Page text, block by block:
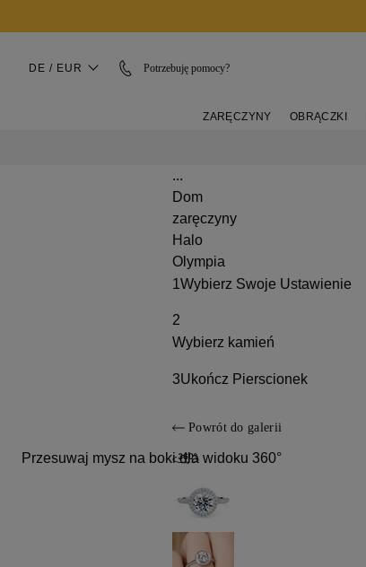
DE / EUR Potrzebuję pomocy?
ZARĘCZYNY OBRĄCZKI
...
Dom
zaręczyny
Halo
Olympia
1Wybierz Swoje Ustawienie
2
Wybierz kamień
3Ukończ Pierscionek
Powrót do galerii
Przesuwaj mysz na boki dla widoku 360°